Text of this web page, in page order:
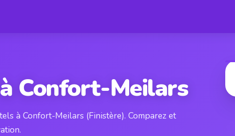
Confort-Meilars
à Confort-Meilars (Finistère). Comparez et